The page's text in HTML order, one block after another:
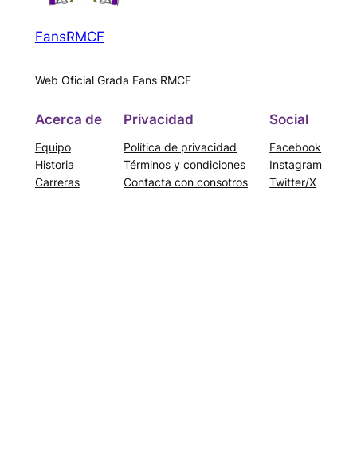
FansRMCF
Web Oficial Grada Fans RMCF
Acerca de
Equipo
Historia
Carreras
Privacidad
Política de privacidad
Términos y condiciones
Contacta con consotros
Social
Facebook
Instagram
Twitter/X